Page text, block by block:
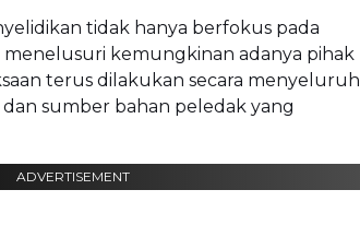
tidak hanya berfokus pada
kemungkinan adanya pihak
terus dilakukan secara menyeluruh
sumber bahan peledak yang
ADVERTISEMENT